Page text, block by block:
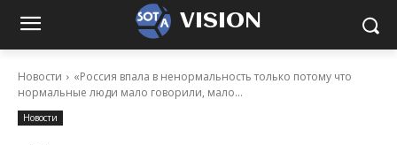
VISION
Новости
«Россия впала в ненормальность только потому что
нормальные люди мало говорили, мало...
Новости